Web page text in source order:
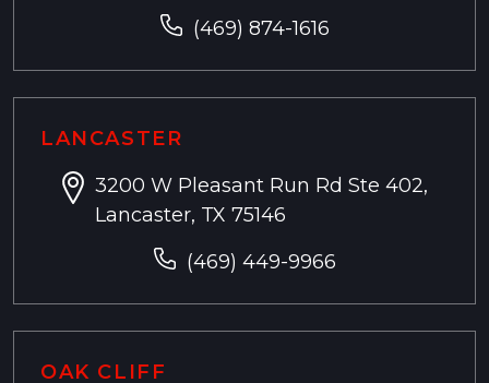
(469) 874-1616
LANCASTER
3200 W Pleasant Run Rd Ste 402,
Lancaster, TX 75146
(469) 449-9966
OAK CLIFF